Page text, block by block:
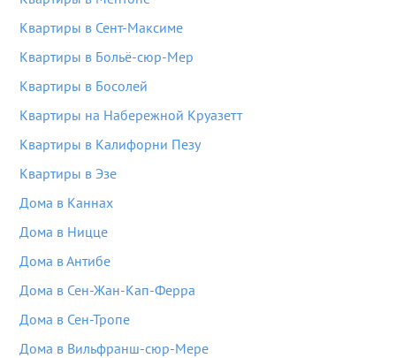
Квартиры в Сент-Максиме
Квартиры в Больё-сюр-Мер
Квартиры в Босолей
Квартиры на Набережной Круазетт
Квартиры в Калифорни Пезу
Квартиры в Эзе
Дома в Каннах
Дома в Ницце
Дома в Антибе
Дома в Сен-Жан-Кап-Ферра
Дома в Сен-Тропе
Дома в Вильфранш-сюр-Мере